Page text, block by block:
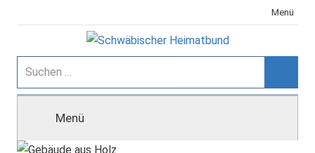
Inhalt
Menü
Schwäbischer
Heimatbund
Suchen
nach:
Menü